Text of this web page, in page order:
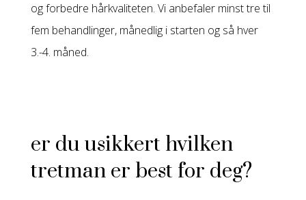
og forbedre hårkvaliteten. Vi anbefaler minst tre til
fem behandlinger, månedlig i starten og så hver
3.-4. måned.
er du usikkert hvilken
tretman er best for deg?